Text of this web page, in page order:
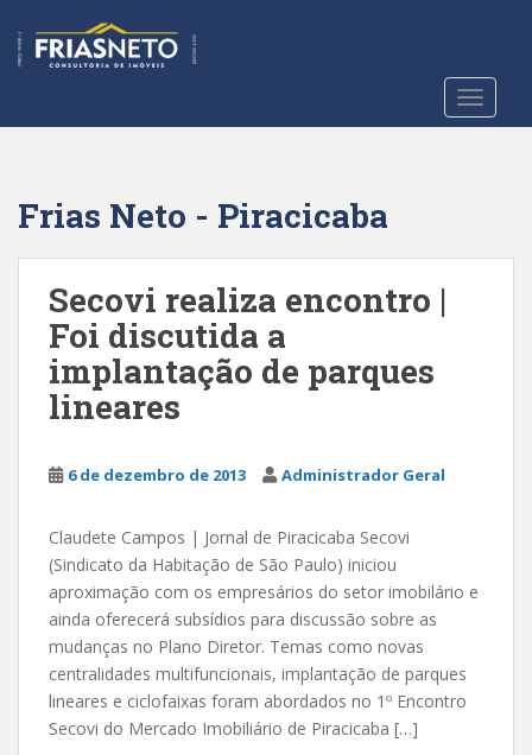
t
Frias Neto - Piracicaba
Secovi realiza encontro |
Foi discutida a
implantação de parques
lineares
6 de dezembro de 2013 Administrador Geral
Claudete Campos | Jornal de Piracicaba Secovi
(Sindicato da Habitação de São Paulo) iniciou
aproximação com os empresários do setor imobilário e
ainda oferecerá subsídios para discussão sobre as
mudanças no Plano Diretor. Temas como novas
centralidades multifuncionais, implantação de parques
lineares e ciclofaixas foram abordados no 1º Encontro
Secovi do Mercado Imobiliário de Piracicaba […]